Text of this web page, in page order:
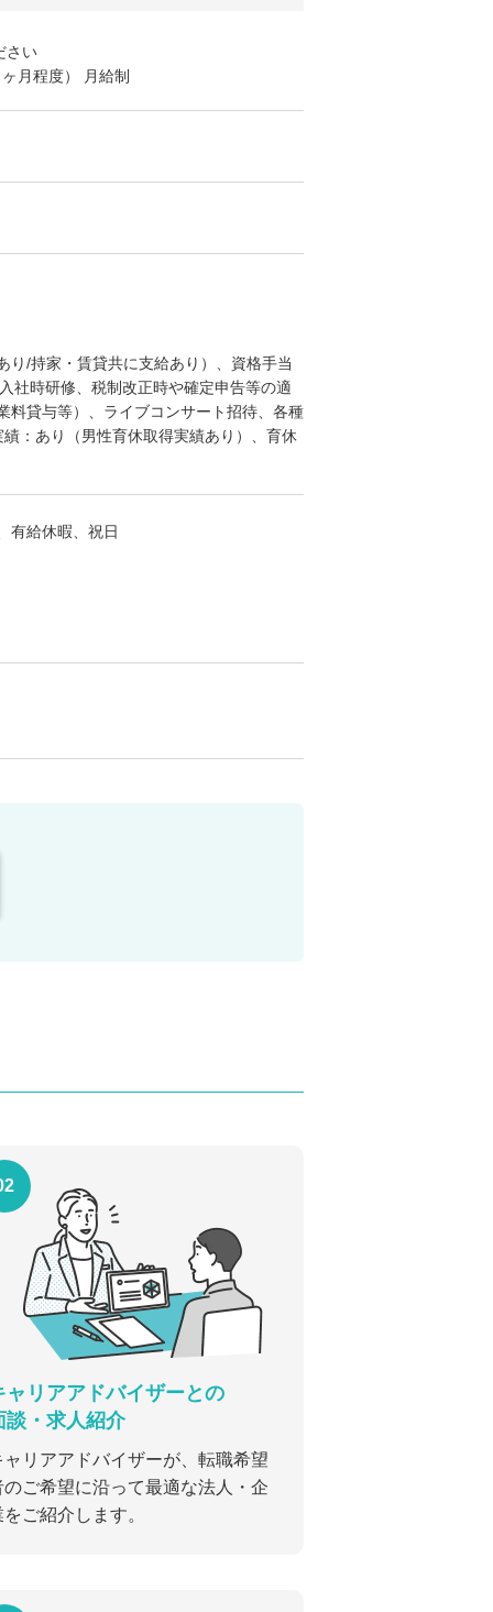
さい
月程度） 月給制
/持家・賃貸共に支給あり）、資格手当
社時研修、税制改正時や確定申告等の適
料貸与等）、ライブコンサート招待、各種
：あり（男性育休取得実績あり）、育休
有給休暇、祝日
ャリアアドバイザーとの
談・求人紹介
ャリアアドバイザーが、転職希望
のご希望に沿って最適な法人・企
をご紹介します。